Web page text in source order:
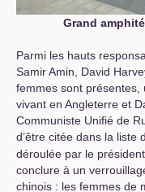
Grand
Parmi les hauts
Samir Amin, David
femmes sont présentes,
vivant en Angleterre et
Communiste Unifié de
d’être citée dans la liste
déroulée par le
conclure à un
chinois : les femmes de